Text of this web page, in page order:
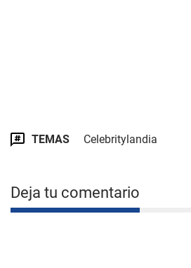
TEMAS Celebritylandia
Deja tu comentario